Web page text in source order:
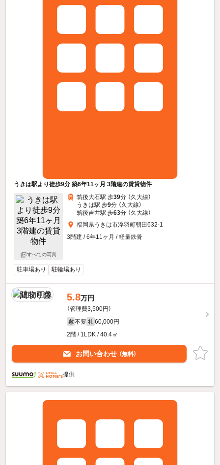
うきは駅より徒歩9分 築6年11ヶ月 3階建の賃貸物件
すべての写真
筑後大石駅 歩39分 （久大線）
うきは駅 歩9分 （久大線）
筑後吉井駅 歩63分 （久大線）
福岡県うきは市浮羽町朝田632-1
3階建 / 6年11ヶ月 / 軽量鉄骨
駐車場あり 駐輪場あり
5.8万円
（管理費3,500円）
敷 不要 礼 60,000円
2階 / 1LDK / 40.4㎡
お問い合わせ （無料）
提供